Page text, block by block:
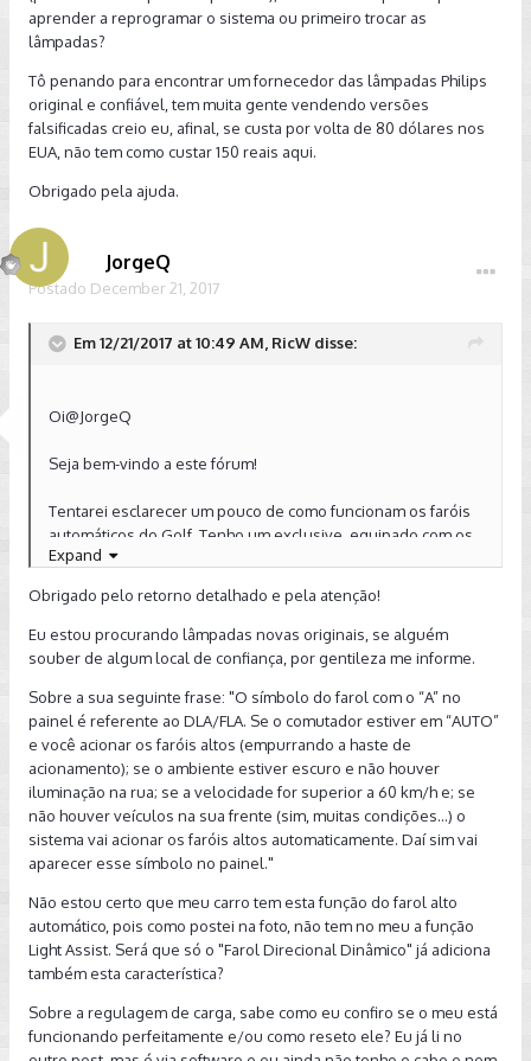
aprender a reprogramar o sistema ou primeiro trocar as
lâmpadas?
Tô penando para encontrar um fornecedor das lâmpadas Philips
original e confiável, tem muita gente vendendo versões
falsificadas creio eu, afinal, se custa por volta de 80 dólares nos
EUA, não tem como custar 150 reais aqui.
Obrigado pela ajuda.
JorgeQ
Postado December 21, 2017
Em 12/21/2017 at 10:49 AM, RicW disse:
Oi@JorgeQ
Seja bem-vindo a este fórum!
Tentarei esclarecer um pouco de como funcionam os faróis
automáticos do Golf. Tenho um exclusive, equipado com os
faróis de xênon OEM, como os seus. Não se preocupe que,
raros problemas com trincas ou coisa parecida.
Quando você põe o switch das luzes na posição “AUTO”, o
escurecer. Ele não te dará nenhuma indicação no quadro de
instrumentos. Para saber se estão ligados, você terá que
olhar para o switch: ao ligar os faróis, o carro iluminará o
símbolo do farol baixo em verde.
O símbolo do farol com o “A” no painel é referente ao
DLA/FLA. Se o comutador estiver em “AUTO” e você acionar
os faróis altos (empurrando a haste de acionamento); se o
a velocidade for superior a 60 km/h e; se não houver
veículos na sua frente (sim, muitas condições...) o sistema vai
acionar os faróis altos automaticamente. Daí sim vai aparecer
esse símbolo no painel.
Estou sem o manual por perto mas imagino que a
regulagem automática à qual você se refere seja a de altura
Expand
Obrigado pelo retorno detalhado e pela atenção!
Eu estou procurando lâmpadas novas originais, se alguém
souber de algum local de confiança, por gentileza me informe.
Sobre a sua seguinte frase: "O símbolo do farol com o “A” no
painel é referente ao DLA/FLA. Se o comutador estiver em “AUTO”
e você acionar os faróis altos (empurrando a haste de
acionamento); se o ambiente estiver escuro e não houver
iluminação na rua; se a velocidade for superior a 60 km/h e; se
não houver veículos na sua frente (sim, muitas condições...) o
sistema vai acionar os faróis altos automaticamente. Daí sim vai
aparecer esse símbolo no painel."
Não estou certo que meu carro tem esta função do farol alto
automático, pois como postei na foto, não tem no meu a função
Light Assist. Será que só o "Farol Direcional Dinâmico" já adiciona
também esta característica?
Sobre a regulagem de carga, sabe como eu confiro se o meu está
funcionando perfeitamente e/ou como reseto ele? Eu já li no